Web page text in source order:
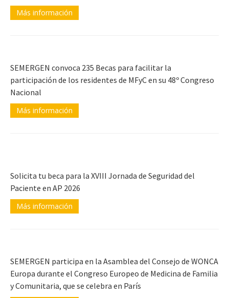
Más información
SEMERGEN convoca 235 Becas para facilitar la
participación de los residentes de MFyC en su 48º Congreso
Nacional
Más información
Solicita tu beca para la XVIII Jornada de Seguridad del
Paciente en AP 2026
Más información
SEMERGEN participa en la Asamblea del Consejo de WONCA
Europa durante el Congreso Europeo de Medicina de Familia
y Comunitaria, que se celebra en París